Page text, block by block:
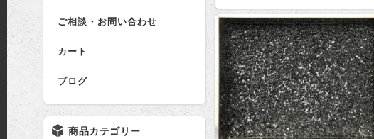
ご相談・お問い合わせ
カート
ブログ
商品カテゴリー